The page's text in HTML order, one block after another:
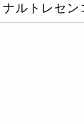
ルトレセン